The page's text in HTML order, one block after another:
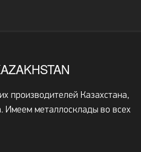
производителей Казахстана,
Имеем металлосклады во всех